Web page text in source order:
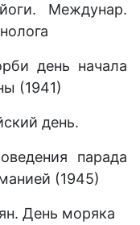
Междунар.
день начала
(1941)
день.
парада
(1945)
День моряка